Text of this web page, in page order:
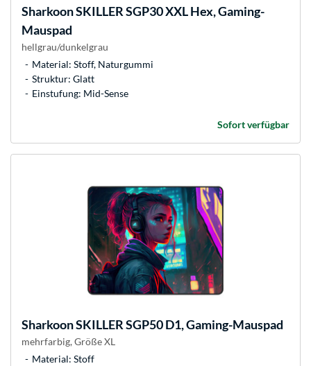
SharkoonSKILLER SGP30 XXL Hex, Gaming-
Mauspad
hellgrau/dunkelgrau
Material: Stoff, Naturgummi
Struktur: Glatt
Einstufung: Mid-Sense
Sofort verfügbar
SharkoonSKILLER SGP50 D1, Gaming-Mauspad
mehrfarbig, Größe XL
Material: Stoff